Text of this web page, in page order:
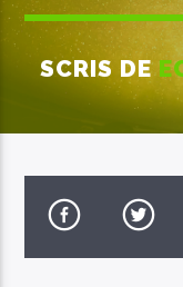
ACUM ÎN DIRECT
CONTEAZA
ECO FM
SCRIS DE